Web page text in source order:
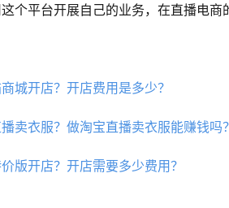
个平台开展自己的业务，在直播电商
城开店？开店费用是多少？
卖衣服？做淘宝直播卖衣服能赚钱吗？
版开店？开店需要多少费用？